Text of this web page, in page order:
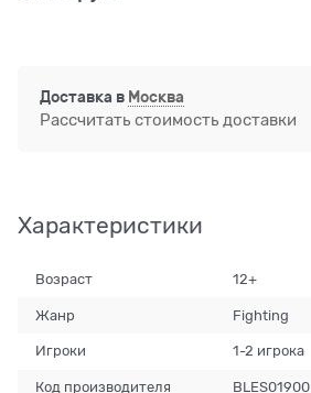
Доставка в Москва
Рассчитать стоимость доставки
Характеристики
Возраст 12+
Жанр Fighting
Игроки 1-2 игрока
Код производителя BLES01900